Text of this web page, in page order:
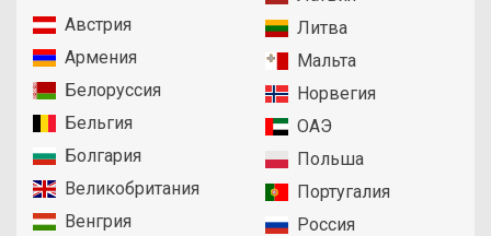
Австрия
Армения
Белоруссия
Бельгия
Болгария
Великобритания
Венгрия
Литва
Мальта
Норвегия
ОАЭ
Польша
Португалия
Россия